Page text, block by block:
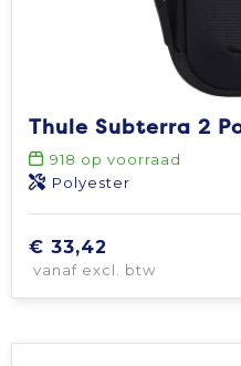
Thule Subterra 2
918 op voorraad
Polyester
€ 33,42
vanaf excl. btw